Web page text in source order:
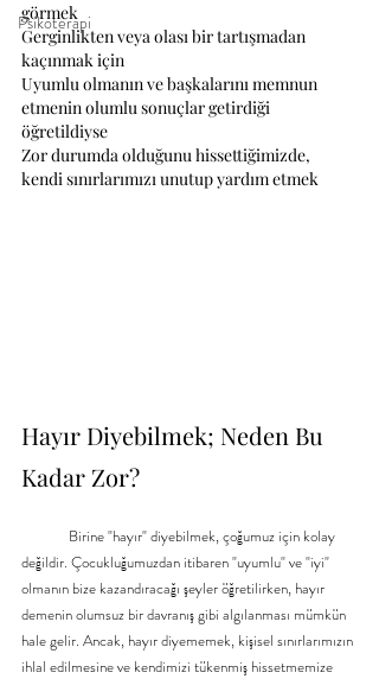
Psikoterapi
görmek
Gerginlikten veya olası bir tartışmadan
kaçınmak için
Uyumlu olmanın ve başkalarını memnun
etmenin olumlu sonuçlar getirdiği
öğretildiyse
Zor durumda olduğunu hissettiğimizde,
kendi sınırlarımızı unutup yardım etmek
Hayır Diyebilmek; Neden Bu
Kadar Zor?
değildir. Çocukluğumuzdan itibaren "uyumlu" ve "iyi"
olmanın bize kazandıracağı şeyler öğretilirken, hayır
demenin olumsuz bir davranış gibi algılanması mümkün
hale gelir. Ancak, hayır diyememek, kişisel sınırlarımızın
ihlal edilmesine ve kendimizi tükenmiş hissetmemize